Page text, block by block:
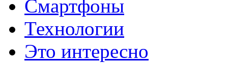
Смартфоны
Технологии
Это интересно